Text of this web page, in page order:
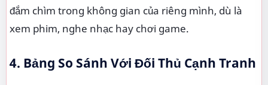
đắm chìm trong không gian của riêng mình, dù là
xem phim, nghe nhạc hay chơi game.
4. Bảng So Sánh Với Đối Thủ Cạnh Tranh